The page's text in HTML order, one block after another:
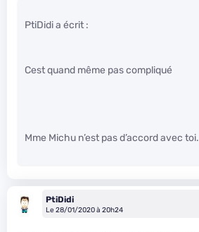
PtiDidi a écrit :
Cest quand même pas compliqué
Mme Michu n’est pas d’accord avec toi.
PtiDidi
Le 28/01/2020 à 20h24